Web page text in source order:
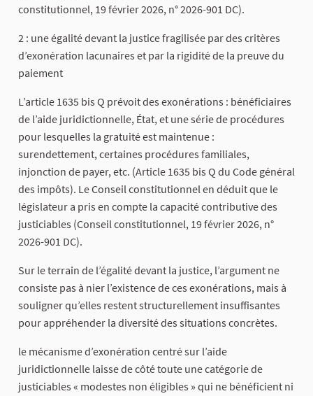
constitutionnel, 19 février 2026, n° 2026-901 DC).
2 : une égalité devant la justice fragilisée par des critères
d’exonération lacunaires et par la rigidité de la preuve du
paiement
L’article 1635 bis Q prévoit des exonérations : bénéficiaires
de l’aide juridictionnelle, État, et une série de procédures
pour lesquelles la gratuité est maintenue :
surendettement, certaines procédures familiales,
injonction de payer, etc. (Article 1635 bis Q du Code général
des impôts). Le Conseil constitutionnel en déduit que le
législateur a pris en compte la capacité contributive des
justiciables (Conseil constitutionnel, 19 février 2026, n°
2026-901 DC).
Sur le terrain de l’égalité devant la justice, l’argument ne
consiste pas à nier l’existence de ces exonérations, mais à
souligner qu’elles restent structurellement insuffisantes
pour appréhender la diversité des situations concrètes.
le mécanisme d’exonération centré sur l’aide
juridictionnelle laisse de côté toute une catégorie de
justiciables « modestes non éligibles » qui ne bénéficient ni